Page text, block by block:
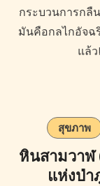
กระบวนการกลื
มันคือกลไกอัจฉ
แล้
สุขภาพ
หินสามวาฬ
แห่งป่า